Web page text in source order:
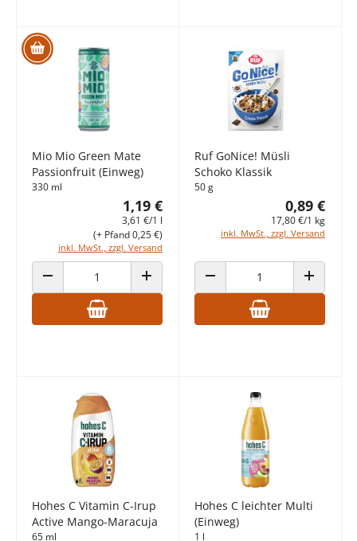
Mio Mio Green Mate
Passionfruit (Einweg)
330 ml
1,19 €
3,61 €/1 l
inkl. MwSt., zzgl. Versand
(+ Pfand 0,25 €)
ANZAHL VERRINGERN ANZAHL ERHÖHEN
Ruf GoNice! Müsli
Schoko Klassik
50 g
0,89 €
17,80 €/1 kg
inkl. MwSt., zzgl. Versand
ANZAHL VERRINGERN ANZAHL
Hohes C Vitamin C-Irup
Active Mango-Maracuja
65 ml
Hohes C leichter Multi
(Einweg)
1 l